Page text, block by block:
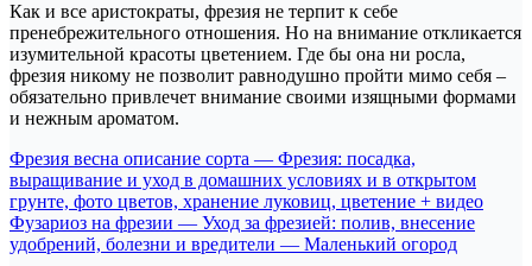
Как и все аристократы, фрезия не терпит к себе
пренебрежительного отношения. Но на внимание откликается
изумительной красоты цветением. Где бы она ни росла,
фрезия никому не позволит равнодушно пройти мимо себя –
обязательно привлечет внимание своими изящными формами
и нежным ароматом.
Навигация
по
записям
Фрезия весна описание сорта — Фрезия: посадка,
выращивание и уход в домашних условиях и в открытом
грунте, фото цветов, хранение луковиц, цветение + видео
Фузариоз на фрезии — Уход за фрезией: полив, внесение
удобрений, болезни и вредители — Маленький огород